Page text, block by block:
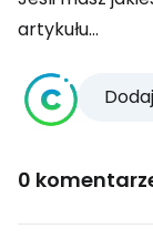
artykułu...
0